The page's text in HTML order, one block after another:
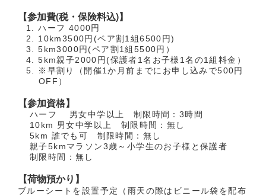
【参加費(税・保険料込)】
ハーフ 4000円
10km3500円(ペア割1組6500円)
5km3000円(ペア割1組5500円）
5km親子2000円(保護者1名お子様1名の1組料金）
※早割り（開催1か月前までにお申し込みで500円
OFF）
【参加資格】
ハーフ 男女中学以上 制限時間：3時間
10km 男女中学以上 制限時間：無し
5km 誰でも可 制限時間：無し
親子5kmマラソン3歳～小学生のお子様と保護者
制限時間：無し
【荷物預かり】
ブルーシートを設置予定（雨天の際はビニール袋を配布